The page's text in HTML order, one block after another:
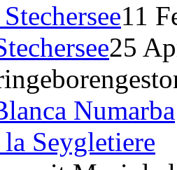
11
25
geboren
Numarba
Seygletiere